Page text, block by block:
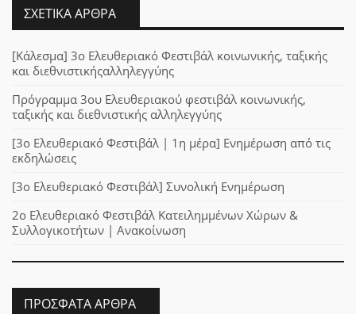
ΣΧΕΤΙΚΆ ΆΡΘΡΑ
[Κάλεσμα] 3ο Ελευθεριακό Φεστιβάλ κοινωνικής, ταξικής
και διεθνιστικήςαλληλεγγύης
Πρόγραμμα 3ου Ελευθεριακού φεστιβάλ κοινωνικής,
ταξικής και διεθνιστικής αλληλεγγύης
[3ο Ελευθεριακό Φεστιβάλ | 1η μέρα] Ενημέρωση από τις
εκδηλώσεις
[3ο Ελευθεριακό Φεστιβάλ] Συνολική Ενημέρωση
2ο Ελευθεριακό Φεστιβάλ Κατειλημμένων Χώρων &
Συλλογικοτήτων | Ανακοίνωση
ΠΡΌΣΦΑΤΑ ΆΡΘΡΑ